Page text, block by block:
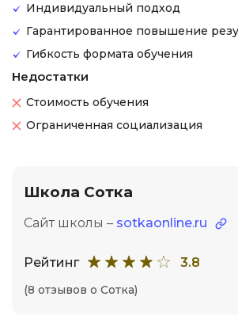
Индивидуальный подход
Гарантированное повышение
Гибкость формата обучения
Недостатки
Стоимость обучения
Ограниченная социализация
Школа Сотка
Сайт школы – sotkaonline.ru
Рейтинг 3.8
(8 отзывов о Сотка)